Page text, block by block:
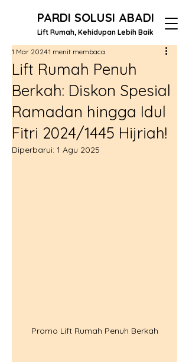
PARDI SOLUSI ABADI
Lift Rumah, Kehidupan Lebih Baik
Lift Rumah Penuh
Berkah: Diskon Spesial
Ramadan hingga Idul
Fitri 2024/1445 Hijriah!
1 Mar 20241 menit membaca
Diperbarui: 1 Agu 2025
Promo Lift Rumah Penuh Berkah